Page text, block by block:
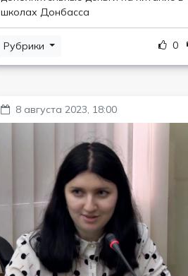
школах Донбасса
Рубрики 0
8 августа 2023, 18:00